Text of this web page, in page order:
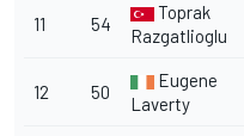
11 54
Toprak
Razgatlioglu
12 50
Eugene
Laverty